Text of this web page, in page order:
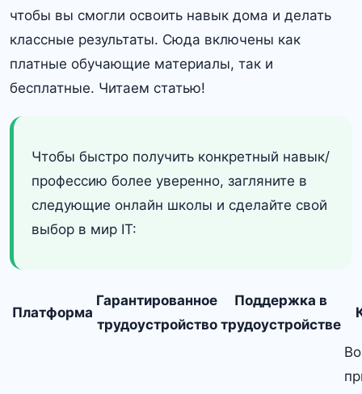
чтобы вы смогли освоить навык дома и делать
классные результаты. Сюда включены как
платные обучающие материалы, так и
бесплатные. Читаем статью!
Чтобы быстро получить конкретный навык/
профессию более уверенно, загляните в
следующие онлайн школы и сделайте свой
выбор в мир IT:
Платформа
Гарантированное
трудоустройство
Поддержка в
трудоустройстве